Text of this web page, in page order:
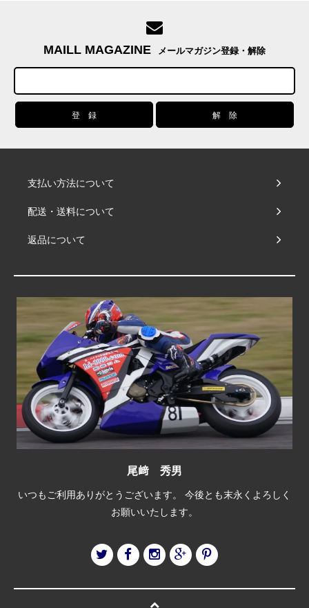
MAILL MAGAZINE メールマガジン登録・解除
支払い方法について
配送・送料について
返品について
尾﨑 秀男
いつもご利用ありがとうございます。 今後とも末永くよろしく
お願いいたします。